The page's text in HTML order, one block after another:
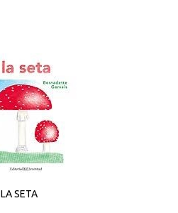
LA SETA